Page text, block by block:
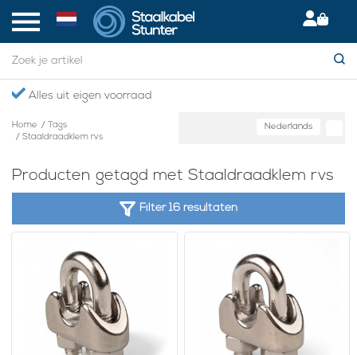
Alles uit eigen voorraad
Home /
Tags
/ Staaldraadklem rvs
Nederlands
Producten getagd met Staaldraadklem rvs
Filter 16 resultaten